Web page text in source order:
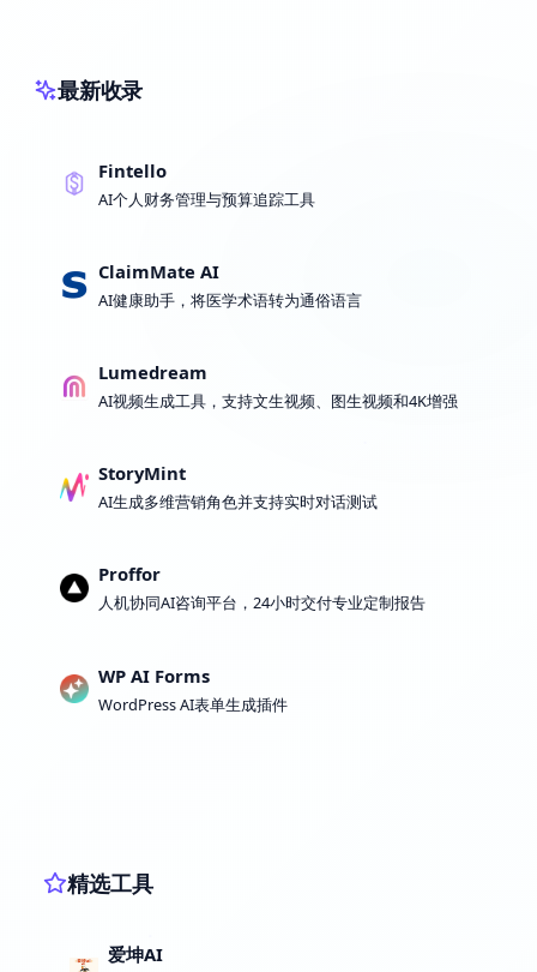
最新收录
Fintello
AI个人财务管理与预算追踪工具
ClaimMate AI
AI健康助手，将医学术语转为通俗语言
Lumedream
AI视频生成工具，支持文生视频、图生视频和4K增强
StoryMint
AI生成多维营销角色并支持实时对话测试
Proffor
人机协同AI咨询平台，24小时交付专业定制报告
WP AI Forms
WordPress AI表单生成插件
精选工具
爱坤AI